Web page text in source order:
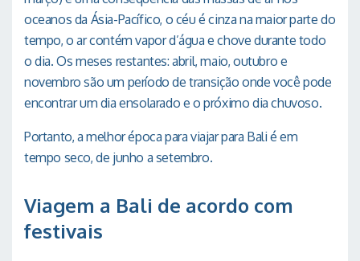
oceanos da Ásia-Pacífico, o céu é cinza na maior parte do
tempo, o ar contém vapor d’água e chove durante todo
o dia. Os meses restantes: abril, maio, outubro e
novembro são um período de transição onde você pode
encontrar um dia ensolarado e o próximo dia chuvoso.
Portanto, a melhor época para viajar para Bali é em
tempo seco, de junho a setembro.
Viagem a Bali de acordo com
festivais